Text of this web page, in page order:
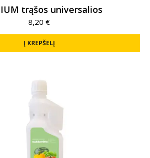
trąšos universalios
8,20 €
Į KREPŠELĮ